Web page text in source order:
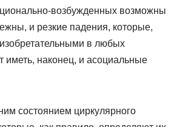
возбужденных возможны
и резкие падения, которые,
в любых
иметь, наконец, и асоциальные
состоянием циркулярного